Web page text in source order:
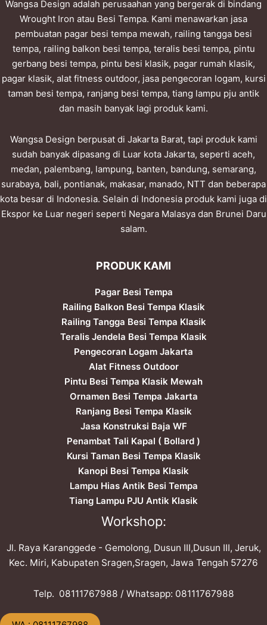
Wangsa Design adalah perusaahan yang bergerak di bindang
Wrought Iron atau Besi Tempa. Kami menawarkan jasa
pembuatan pagar besi tempa mewah, railing tangga besi
tempa, railing balkon besi tempa, teralis besi tempa, pintu
gerbang besi tempa, pintu besi klasik, pagar rumah klasik,
pagar klasik, alat fitness outdoor, jasa pengecoran logam, kursi
taman besi tempa, ranjang besi tempa, tiang lampu pju antik
dan masih banyak lagi produk kami.
Wangsa Design berpusat di Jakarta Barat, tapi produk kami
sudah banyak dipasang di Luar kota Jakarta, seperti aceh,
medan, palembang, lampung, banten, bandung, semarang,
surabaya, bali, pontianak, makasar, manado, NTT dan beberapa
kota besar di Indonesia. Selain di Indonesia produk kami juga di
Ekspor ke Luar negeri seperti Negara Malasya dan Brunei Daru
salam.
PRODUK KAMI
Pagar Besi Tempa
Railing Balkon Besi Tempa Klasik
Railing Tangga Besi Tempa Klasik
Teralis Jendela Besi Tempa Klasik
Pengecoran Logam Jakarta
Alat Fitness Outdoor
Pintu Besi Tempa Klasik Mewah
Ornamen Besi Tempa Jakarta
Ranjang Besi Tempa Klasik
Jasa Konstruksi Baja WF
Penambat Tali Kapal ( Bollard )
Kursi Taman Besi Tempa Klasik
Kanopi Besi Tempa Klasik
Lampu Hias Antik Besi Tempa
Tiang Lampu PJU Antik Klasik
Workshop:
Jl. Raya Karanggede - Gemolong, Dusun III,Dusun III, Jeruk,
Kec. Miri, Kabupaten Sragen,Sragen, Jawa Tengah 57276
Telp. ​08111767988 / Whatsapp: ​08111767988